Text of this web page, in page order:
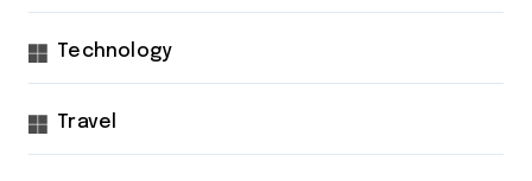
Technology
Travel